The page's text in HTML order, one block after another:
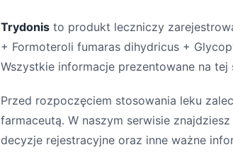
Trydonis to produkt leczniczy
+ Formoteroli fumaras dihydricus +
Wszystkie informacje prezentowane na
Przed rozpoczęciem stosowania leku
farmaceutą. W naszym serwisie
decyzje rejestracyjne oraz inne ważne